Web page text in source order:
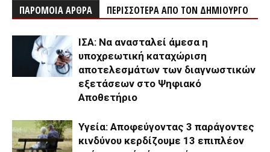
ΠΑΡΟΜΟΙΑ ΑΡΘΡΑ ΠΕΡΙΣΣΟΤΕΡΑ ΑΠΟ ΤΟΝ ΔΗΜΙΟΥΡΓΟ
ΙΣΑ: Να ανασταλεί άμεσα η
υποχρεωτική καταχώριση
αποτελεσμάτων των διαγνωστικών
εξετάσεων στο Ψηφιακό
Αποθετήριο
Υγεία: Αποφεύγοντας 3 παράγοντες
κινδύνου κερδίζουμε 13 επιπλέον